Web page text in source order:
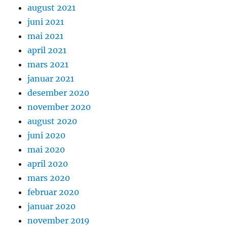
august 2021
juni 2021
mai 2021
april 2021
mars 2021
januar 2021
desember 2020
november 2020
august 2020
juni 2020
mai 2020
april 2020
mars 2020
februar 2020
januar 2020
november 2019